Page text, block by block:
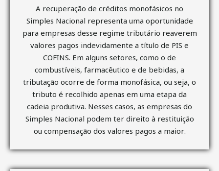
A recuperação de créditos monofásicos no
Simples Nacional representa uma oportunidade
para empresas desse regime tributário reaverem
valores pagos indevidamente a título de PIS e
COFINS. Em alguns setores, como o de
combustíveis, farmacêutico e de bebidas, a
tributação ocorre de forma monofásica, ou seja, o
tributo é recolhido apenas em uma etapa da
cadeia produtiva. Nesses casos, as empresas do
Simples Nacional podem ter direito à restituição
ou compensação dos valores pagos a maior.